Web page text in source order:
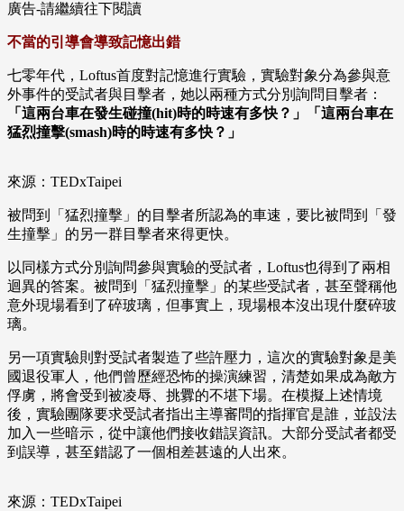
廣告-請繼續往下閱讀
不當的引導會導致記憶出錯
七零年代，Loftus首度對記憶進行實驗，實驗對象分為參與意
外事件的受試者與目擊者，她以兩種方式分別詢問目擊者：
「這兩台車在發生碰撞(hit)時的時速有多快？」「這兩台車在
猛烈撞擊(smash)時的時速有多快？」
來源：TEDxTaipei
被問到「猛烈撞擊」的目擊者所認為的車速，要比被問到「發
生撞擊」的另一群目擊者來得更快。
以同樣方式分別詢問參與實驗的受試者，Loftus也得到了兩相
迴異的答案。被問到「猛烈撞擊」的某些受試者，甚至聲稱他
意外現場看到了碎玻璃，但事實上，現場根本沒出現什麼碎玻
璃。
另一項實驗則對受試者製造了些許壓力，這次的實驗對象是美
國退役軍人，他們曾歷經恐怖的操演練習，清楚如果成為敵方
俘虜，將會受到被凌辱、挑釁的不堪下場。在模擬上述情境
後，實驗團隊要求受試者指出主導審問的指揮官是誰，並設法
加入一些暗示，從中讓他們接收錯誤資訊。大部分受試者都受
到誤導，甚至錯認了一個相差甚遠的人出來。
來源：TEDxTaipei